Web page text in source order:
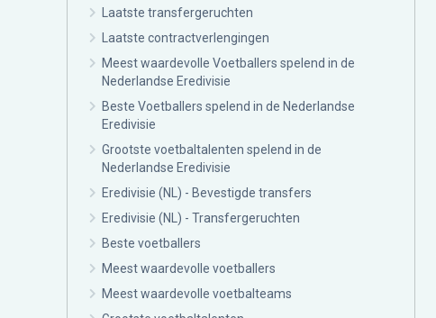
Laatste transfergeruchten
Laatste contractverlengingen
Meest waardevolle Voetballers spelend in de
Nederlandse Eredivisie
Beste Voetballers spelend in de Nederlandse
Eredivisie
Grootste voetbaltalenten spelend in de
Nederlandse Eredivisie
Eredivisie (NL) - Bevestigde transfers
Eredivisie (NL) - Transfergeruchten
Beste voetballers
Meest waardevolle voetballers
Meest waardevolle voetbalteams